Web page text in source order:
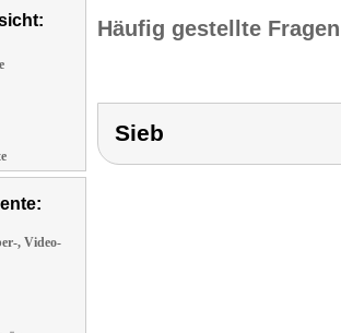
, Video-
Häufig gestellte
Sieb